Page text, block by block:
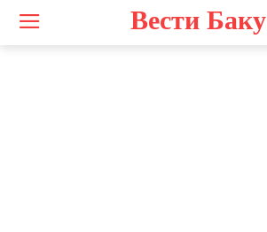
Вести Баку